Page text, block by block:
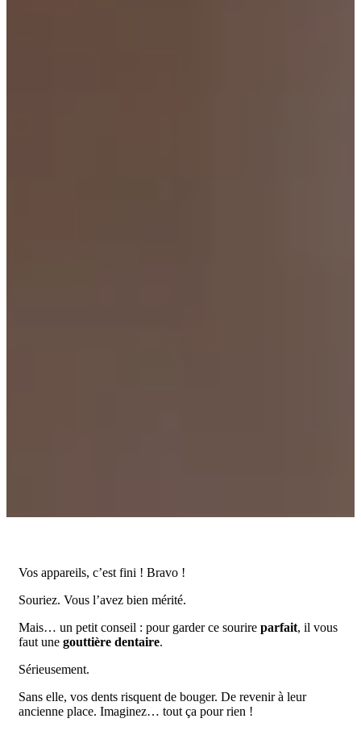
Vos appareils, c’est fini ! Bravo !
Souriez. Vous l’avez bien mérité.
Mais… un petit conseil : pour garder ce sourire parfait, il vous
faut une gouttière dentaire.
Sérieusement.
Sans elle, vos dents risquent de bouger. De revenir à leur
ancienne place. Imaginez… tout ça pour rien !